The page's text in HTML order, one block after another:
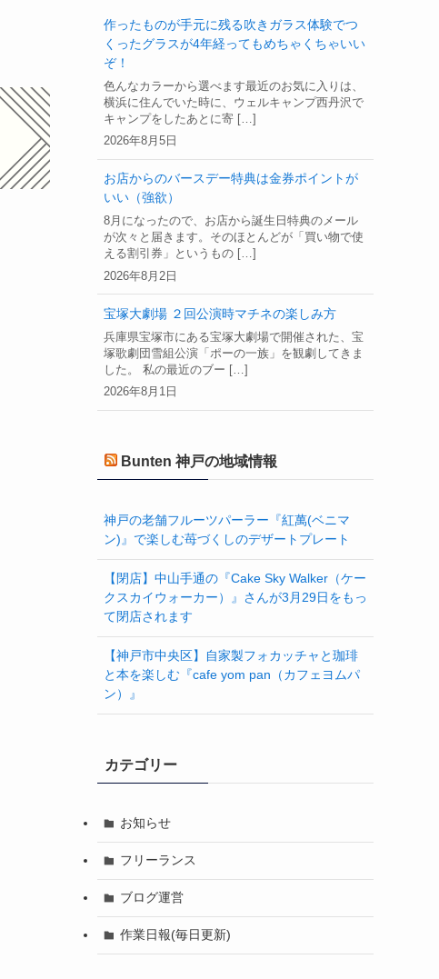
作ったものが手元に残る吹きガラス体験でつ
くったグラスが4年経ってもめちゃくちゃいい
ぞ！
2026年8月5日
色んなカラーから選べます最近のお気に入りは、
横浜に住んでいた時に、ウェルキャンプ西丹沢で
キャンプをしたあとに寄 […]
お店からのバースデー特典は金券ポイントが
いい（強欲）
2026年8月2日
8月になったので、お店から誕生日特典のメール
が次々と届きます。そのほとんどが「買い物で使
える割引券」というもの […]
宝塚大劇場 ２回公演時マチネの楽しみ方
2026年8月1日
兵庫県宝塚市にある宝塚大劇場で開催された、宝
塚歌劇団雪組公演「ポーの一族」を観劇してきま
した。 私の最近のブー […]
Bunten 神戸の地域情報
神戸の老舗フルーツパーラー『紅萬(ベニマ
ン)』で楽しむ苺づくしのデザートプレート
【閉店】中山手通の『Cake Sky Walker（ケー
クスカイウォーカー）』さんが3月29日をもっ
て閉店されます
【神戸市中央区】自家製フォカッチャと珈琲
と本を楽しむ『cafe yom pan（カフェヨムパ
ン）』
カテゴリー
お知らせ
フリーランス
ブログ運営
作業日報(毎日更新)